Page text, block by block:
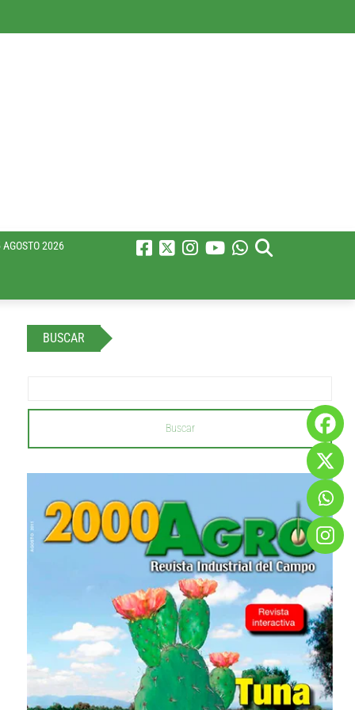
2026
BUSCAR
Buscar